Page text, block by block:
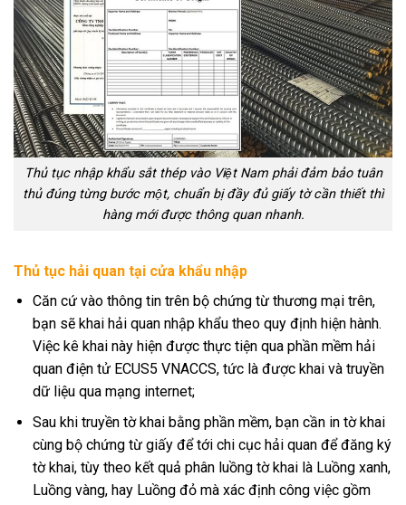
Thủ tục nhập khẩu sắt thép vào Việt Nam phải đảm bảo tuân
thủ đúng từng bước một, chuẩn bị đầy đủ giấy tờ cần thiết thì
hàng mới được thông quan nhanh.
Thủ tục hải quan tại cửa khẩu nhập
Căn cứ vào thông tin trên bộ chứng từ thương mại trên,
bạn sẽ khai hải quan nhập khẩu theo quy định hiện hành.
Việc kê khai này hiện được thực tiện qua phần mềm hải
quan điện tử ECUS5 VNACCS, tức là được khai và truyền
dữ liệu qua mạng internet;
Sau khi truyền tờ khai bằng phần mềm, bạn cần in tờ khai
cùng bộ chứng từ giấy để tới chi cục hải quan để đăng ký
tờ khai, tùy theo kết quả phân luồng tờ khai là Luồng xanh,
Luồng vàng, hay Luồng đỏ mà xác định công việc gồm